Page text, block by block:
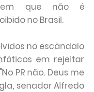
em que não é
no Brasil.
no escândalo
em rejeitar
PR não. Deus me
senador Alfredo